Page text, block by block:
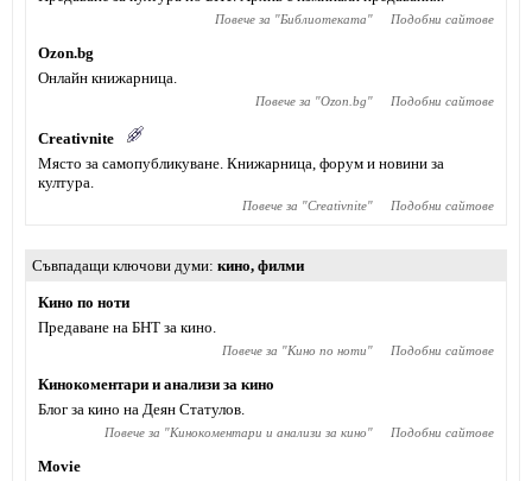
Повече за "Библиотеката" Подобни сайтове
Ozon.bg
Онлайн книжарница.
Повече за "Ozon.bg" Подобни сайтове
Creativnite
Място за самопубликуване. Книжарница, форум и новини за
култура.
Повече за "Creativnite" Подобни сайтове
Съвпадащи ключови думи кино, филми
Кино по ноти
Предаване на БНТ за кино.
Повече за "Кино по ноти" Подобни сайтове
Кинокоментари и анализи за кино
Блог за кино на Деян Статулов.
Повече за "Кинокоментари и анализи за кино" Подобни сайтове
Movie